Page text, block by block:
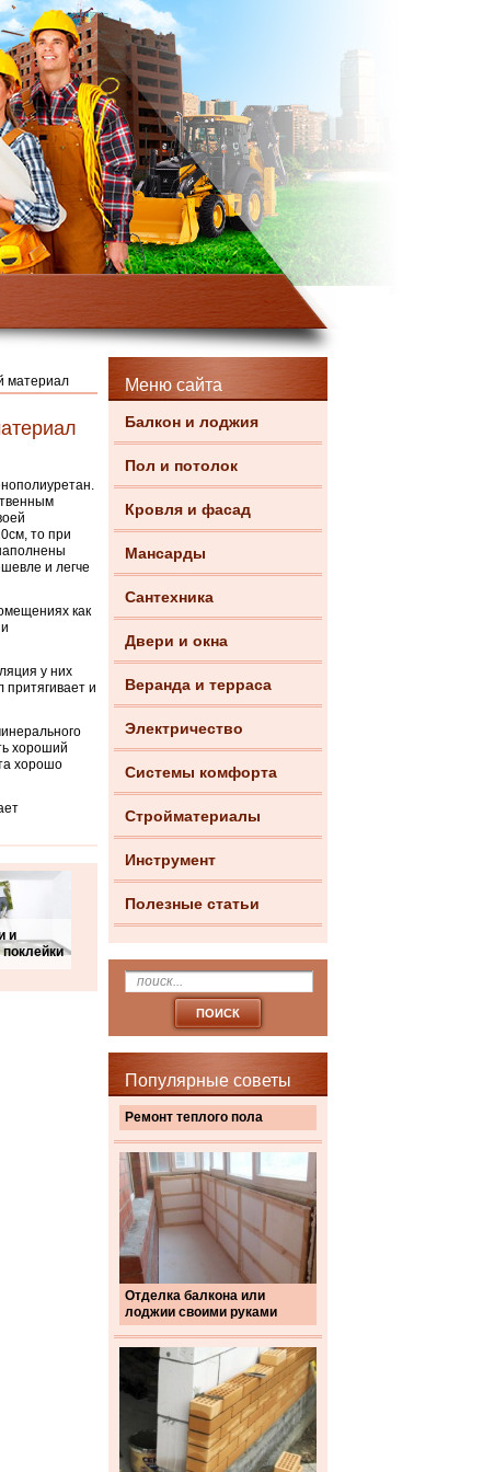
Меню сайта
Балкон и лоджия
Пол и потолок
Кровля и фасад
Мансарды
Сантехника
Двери и окна
Веранда и терраса
Электричество
Системы комфорта
Стройматериалы
Инструмент
Полезные статьи
Популярные советы
Ремонт теплого пола
Отделка балкона или
лоджии своими руками
материал
то при
и легче
как
у них
притягивает и
хороший
хорошо
и